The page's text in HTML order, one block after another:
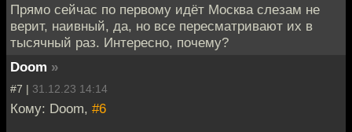
Прямо сейчас по первому идёт Москва слезам не
верит, наивный, да, но все пересматривают их в
тысячный раз. Интересно, почему?
Doom »
#7 | 31.12.23 14:14
Кому: Doom, #6